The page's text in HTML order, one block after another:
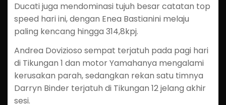
Ducati juga mendominasi tujuh besar catatan top
speed hari ini, dengan Enea Bastianini melaju
paling kencang hingga 314,8kpj.
Andrea Dovizioso sempat terjatuh pada pagi hari
di Tikungan 1 dan motor Yamahanya mengalami
kerusakan parah, sedangkan rekan satu timnya
Darryn Binder terjatuh di Tikungan 12 jelang akhir
sesi.